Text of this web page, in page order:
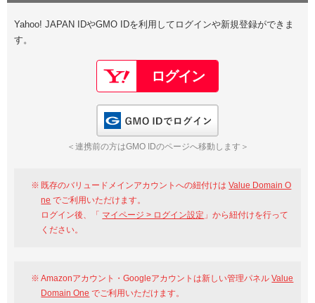
Google
GMO ID Amazon
※AmazonはValue Domain Oneのログイン画面へ遷移します
Value Domain Oneアカウント作成
以下でも登録可能
Google Yahoo!
GMO ID
Yahoo! JAPAN IDやGMO IDを利用してログインや新規登録ができま
す。
＜連携前の方はGMO IDのページへ移動します＞
既存のバリュードメインアカウントへの紐付けはValue Domain O
ne でご利用いただけます。
ログイン後、「 マイページ > ログイン設定 」から紐付けを行って
ください。
Amazonアカウント・Googleアカウントは新しい管理パネルValue
Domain One でご利用いただけます。